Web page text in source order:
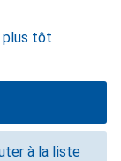
plus tôt
à la liste